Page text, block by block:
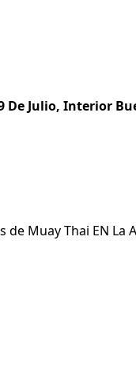
De Julio, Interior
Muay Thai EN La